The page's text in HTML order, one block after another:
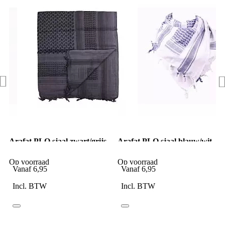
Arafat PLO sjaal zwart/grijs
Op voorraad
Vanaf 6,95
Incl. BTW
Arafat PLO sjaal blauw/wit
Op voorraad
Vanaf 6,95
Incl. BTW